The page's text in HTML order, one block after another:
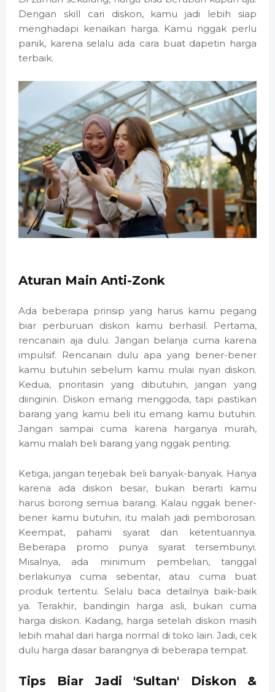
Dengan skill cari diskon, kamu jadi lebih siap
menghadapi kenaikan harga. Kamu nggak perlu
panik, karena selalu ada cara buat dapetin harga
terbaik.
Aturan Main Anti-Zonk
Ada beberapa prinsip yang harus kamu pegang
biar perburuan diskon kamu berhasil. Pertama,
rencanain aja dulu. Jangan belanja cuma karena
impulsif. Rencanain dulu apa yang bener-bener
kamu butuhin sebelum kamu mulai nyari diskon.
Kedua, prioritasin yang dibutuhin, jangan yang
diinginin. Diskon emang menggoda, tapi pastikan
barang yang kamu beli itu emang kamu butuhin.
Jangan sampai cuma karena harganya murah,
kamu malah beli barang yang nggak penting.
Ketiga, jangan terjebak beli banyak-banyak. Hanya
karena ada diskon besar, bukan berarti kamu
harus borong semua barang. Kalau nggak bener-
bener kamu butuhin, itu malah jadi pemborosan.
Keempat, pahami syarat dan ketentuannya.
Beberapa promo punya syarat tersembunyi.
Misalnya, ada minimum pembelian, tanggal
berlakunya cuma sebentar, atau cuma buat
produk tertentu. Selalu baca detailnya baik-baik
ya. Terakhir, bandingin harga asli, bukan cuma
harga diskon. Kadang, harga setelah diskon masih
lebih mahal dari harga normal di toko lain. Jadi, cek
dulu harga dasar barangnya di beberapa tempat.
Tips Biar Jadi 'Sultan' Diskon &